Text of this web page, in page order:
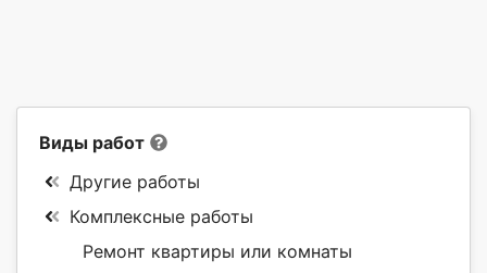
Виды работ
Другие работы
Комплексные работы
Ремонт квартиры или комнаты